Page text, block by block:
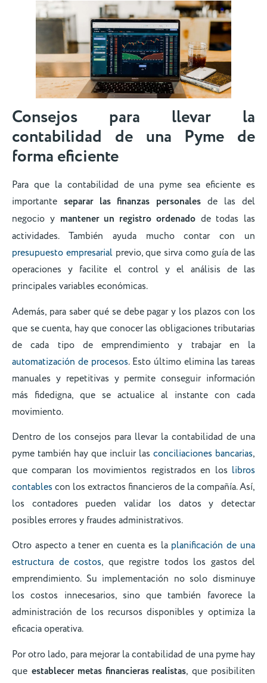
Consejos para llevar la
contabilidad de una Pyme de
forma eficiente
Para que la contabilidad de una pyme sea eficiente es
importanteseparar las finanzas personalesde las del
negocio y mantener un registro ordenadode todas las
actividades. También ayuda mucho contar con un
presupuesto empresarialprevio, que sirva como guía de las
operaciones y facilite el control y el análisis de las
principales variables económicas.
Además, para saber qué se debe pagar y los plazos con los
que se cuenta, hay que conocer las obligaciones tributarias
de cada tipo de emprendimiento y trabajar en la
automatización de procesos. Esto último elimina las tareas
manuales y repetitivas y permite conseguir información
más fidedigna, que se actualice al instante con cada
movimiento.
Dentro de los consejos para llevar la contabilidad de una
pyme también hay que incluir las conciliaciones bancarias,
que comparan los movimientos registrados en los libros
contablescon los extractos financieros de la compañía. Así,
los contadores pueden validar los datos y detectar
posibles errores y fraudes administrativos.
Otro aspecto a tener en cuenta es la planificación de una
estructura de costos, que registre todos los gastos del
emprendimiento. Su implementación no solo disminuye
los costos innecesarios, sino que también favorece la
administración de los recursos disponibles y optimiza la
eficacia operativa.
Por otro lado, para mejorar la contabilidad de una pyme hay
que establecer metas financieras realistas, que posibiliten